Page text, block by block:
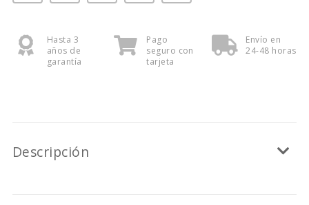
Hasta 3
años de
garantía
Pago
seguro con
tarjeta
Envío en
24-48 horas
Descripción